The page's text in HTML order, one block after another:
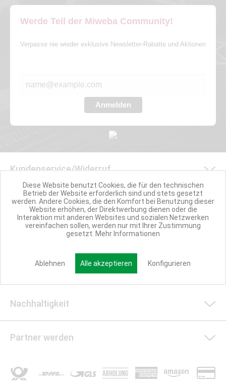
Werde Teil der Miweba Community!
Verpasse nie wieder exklusive Newsletter-Rabatte und Aktionen
Anmelden
Kundenservice/Widerruf
Shop Service
Informationen
Nachhaltigkeit
Partner werden
Diese Website benutzt Cookies, die für den technischen
Betrieb der Website erforderlich sind und stets gesetzt
werden. Andere Cookies, die den Komfort bei Benutzung dieser
Website erhöhen, der Direktwerbung dienen oder die
Interaktion mit anderen Websites und sozialen Netzwerken
vereinfachen sollen, werden nur mit Ihrer Zustimmung
gesetzt. Mehr Informationen
Ablehnen Alle akzeptieren Konfigurieren